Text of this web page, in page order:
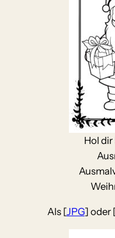
Hol
Als [JPG] oder